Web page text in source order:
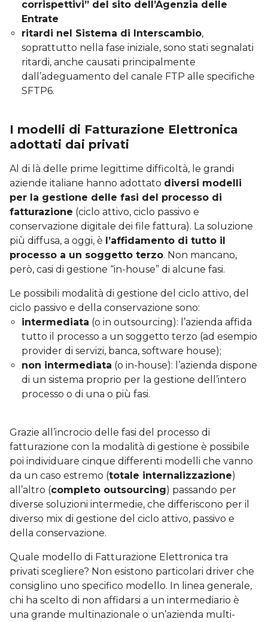
corrispettivi” del sito dell’Agenzia delle
Entrate
ritardi nel Sistema di Interscambio,
soprattutto nella fase iniziale, sono stati segnalati
ritardi, anche causati principalmente
dall’adeguamento del canale FTP alle specifiche
SFTP6.
I modelli di Fatturazione Elettronica
adottati dai privati
Al di là delle prime legittime difficoltà, le grandi
aziende italiane hanno adottato diversi modelli
per la gestione delle fasi del processo di
fatturazione (ciclo attivo, ciclo passivo e
conservazione digitale dei file fattura). La soluzione
più diffusa, a oggi, è l’affidamento di tutto il
processo a un soggetto terzo. Non mancano,
però, casi di gestione “in-house” di alcune fasi.
Le possibili modalità di gestione del ciclo attivo, del
ciclo passivo e della conservazione sono:
intermediata (o in outsourcing): l’azienda affida
tutto il processo a un soggetto terzo (ad esempio
provider di servizi, banca, software house);
non intermediata (o in-house): l’azienda dispone
di un sistema proprio per la gestione dell’intero
processo o di una o più fasi.
Grazie all’incrocio delle fasi del processo di
fatturazione con la modalità di gestione è possibile
poi individuare cinque differenti modelli che vanno
da un caso estremo (totale internalizzazione)
all’altro (completo outsourcing) passando per
diverse soluzioni intermedie, che differiscono per il
diverso mix di gestione del ciclo attivo, passivo e
della conservazione.
Quale modello di Fatturazione Elettronica tra
privati scegliere? Non esistono particolari driver che
consiglino uno specifico modello. In linea generale,
chi ha scelto di non affidarsi a un intermediario è
una grande multinazionale o un’azienda multi-